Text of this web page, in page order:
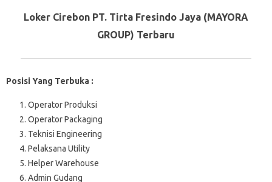
Loker Cirebon PT. Tirta Fresindo Jaya (MAYORA
GROUP) Terbaru
Posisi Yang Terbuka :
Operator Produksi
Operator Packaging
Teknisi Engineering
Pelaksana Utility
Helper Warehouse
Admin Gudang